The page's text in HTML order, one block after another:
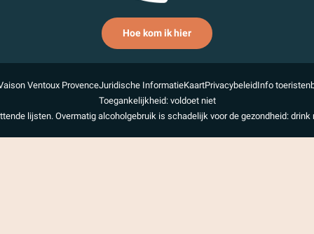
Hoe kom ik hier
Ventoux ProvenceJuridische InformatieKaartPrivacybeleidInfo
Toegankelijkheid: voldoet niet
lijsten. Overmatig alcoholgebruik is schadelijk voor de gezondheid: drink